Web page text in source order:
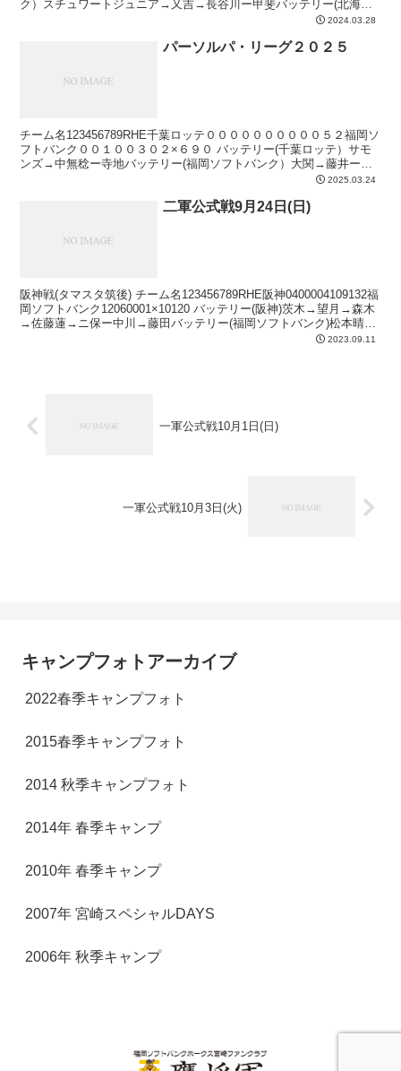
ク）スチュワートジュニア→又吉→長谷川ー甲斐バッテリー(北海道
2024.03.28
パーソルパ・リーグ２０２５
チーム名123456789RHE千葉ロッテ００００００００００５２福岡ソ
フトバンク００１００３０２×６９０ バッテリー(千葉ロッテ）サモ
ンズ→中無稔ー寺地バッテリー(福岡ソフトバンク）大関→藤井ー嶺
2025.03.24
二軍公式戦9月24日(日)
阪神戦(タマスタ筑後) チーム名123456789RHE阪神0400004109132福
岡ソフトバンク12060001×10120 バッテリー(阪神)茨木→望月→森木
→佐藤蓮→ニ保ー中川→藤田バッテリー(福岡ソフトバンク)松本晴→
2023.09.11
一軍公式戦10月1日(日)
一軍公式戦10月3日(火)
キャンプフォトアーカイブ
2022春季キャンプフォト
2015春季キャンプフォト
2014 秋季キャンプフォト
2014年 春季キャンプ
2010年 春季キャンプ
2007年 宮崎スペシャルDAYS
2006年 秋季キャンプ